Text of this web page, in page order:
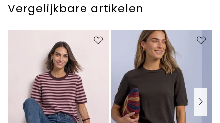
Vergelijkbare artikelen